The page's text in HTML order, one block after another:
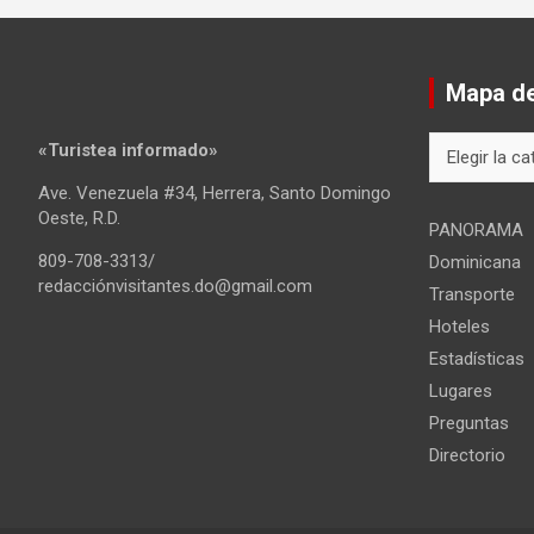
«Turistea informado»
Ave. Venezuela #34, Herrera, Santo Domingo
Oeste, R.D.
809-708-3313/
redacciónvisitantes.do@gmail.com
Mapa
del
PANORAMA
Dominicana
Transporte
Hoteles
Estadísticas
Lugares
Preguntas
Directorio